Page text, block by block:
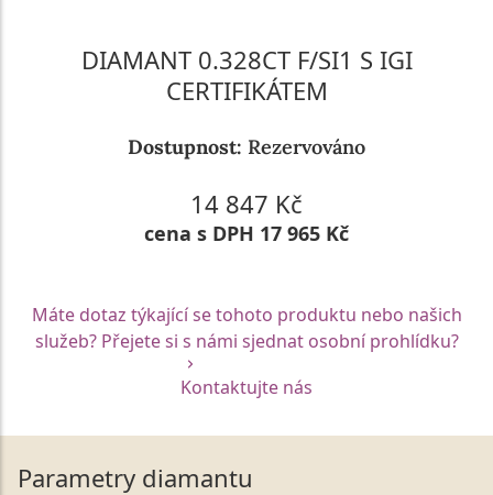
DIAMANT 0.328CT F/SI1 S IGI
CERTIFIKÁTEM
Dostupnost: Rezervováno
14 847 Kč
cena s DPH 17 965 Kč
Máte dotaz týkající se tohoto produktu nebo našich
služeb? Přejete si s námi sjednat osobní prohlídku?
Kontaktujte nás
Parametry diamantu